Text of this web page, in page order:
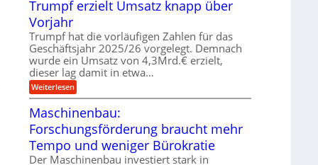
u
r
u
n
g
e
n
B
S
C
L
e
i
t
g
s
f
r
e
i
e
H
b
r
i
d
Trumpf erzielt Umsatz knapp über
Vorjahr
Trumpf hat die vorläufigen Zahlen für das
Geschäftsjahr 2025/26 vorgelegt. Demnach
wurde ein Umsatz von 4,3Mrd.€ erzielt,
dieser lag damit in etwa…
Weiterlesen:
T
u
m
p
f
e
Maschinenbau:
Forschungsförderung braucht mehr
Tempo und weniger Bürokratie
Der Maschinenbau investiert stark in